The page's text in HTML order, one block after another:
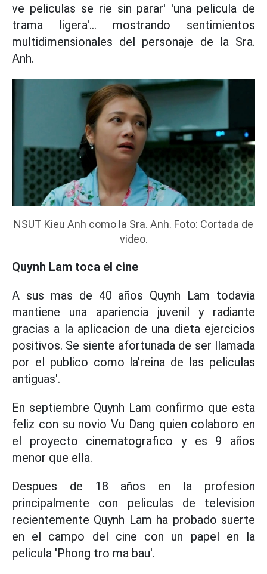
ve peliculas se rie sin parar' 'una pelicula de
trama ligera'... mostrando sentimientos
multidimensionales del personaje de la Sra.
Anh.
NSUT Kieu Anh como la Sra. Anh. Foto: Cortada de
video.
Quynh Lam toca el cine
A sus mas de 40 años Quynh Lam todavia
mantiene una apariencia juvenil y radiante
gracias a la aplicacion de una dieta ejercicios
positivos. Se siente afortunada de ser llamada
por el publico como la'reina de las peliculas
antiguas'.
En septiembre Quynh Lam confirmo que esta
feliz con su novio Vu Dang quien colaboro en
el proyecto cinematografico y es 9 años
menor que ella.
Despues de 18 años en la profesion
principalmente con peliculas de television
recientemente Quynh Lam ha probado suerte
en el campo del cine con un papel en la
pelicula 'Phong tro ma bau'.